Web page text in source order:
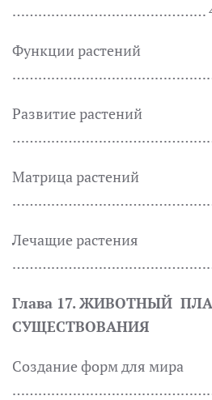
………………………………………
Функции растений
Развитие растений
Матрица растений
Лечащие растения
Глава 17. ЖИВОТНЫЙ
СУЩЕСТВОВАНИЯ
Создание форм для мира